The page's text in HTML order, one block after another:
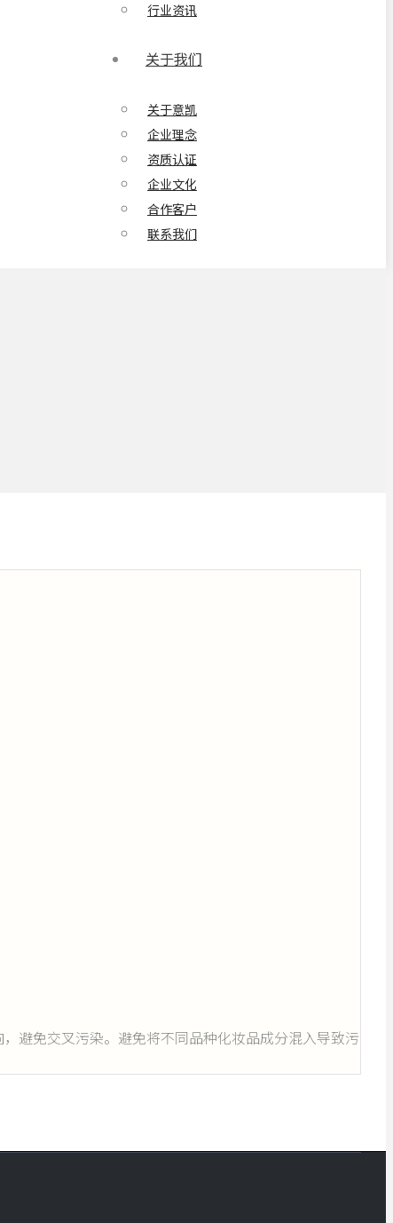
行业资讯
关于我们
关于意凯
企业理念
资质认证
企业文化
合作客户
联系我们
避免交叉污染。避免将不同品种化妆品成分混入导致污